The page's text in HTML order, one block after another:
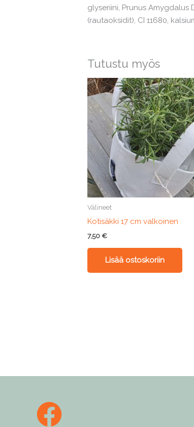
glyseriini, Prunus Amygdalus
(rautaoksidit), CI 11680,
Tutustu myös
Välineet
Kotisäkki 17 cm valkoinen
7,50€
Lisää ostoskoriin